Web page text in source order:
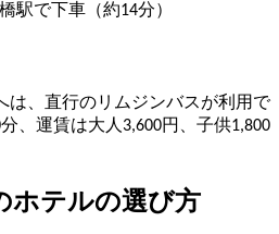
駅で下車（約14分）
は、直行のリムジンバスが利用で
、運賃は大人3,600円、子供1,800
ホテルの選び方